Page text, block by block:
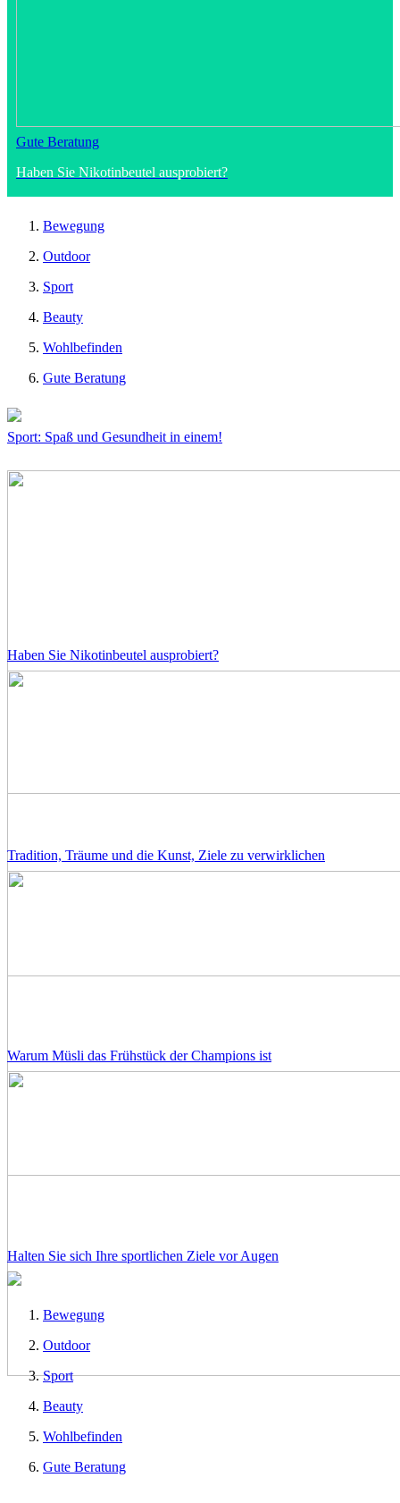
Gute Beratung
Haben Sie Nikotinbeutel ausprobiert?
Bewegung
Outdoor
Sport
Beauty
Wohlbefinden
Gute Beratung
Sport: Spaß und Gesundheit in einem!
Haben Sie Nikotinbeutel ausprobiert?
Tradition, Träume und die Kunst, Ziele zu verwirklichen
Warum Müsli das Frühstück der Champions ist
Halten Sie sich Ihre sportlichen Ziele vor Augen
Bewegung
Outdoor
Sport
Beauty
Wohlbefinden
Gute Beratung